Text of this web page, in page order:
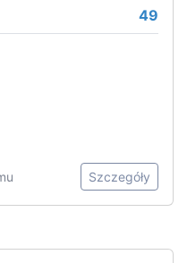
49
Szczegóły